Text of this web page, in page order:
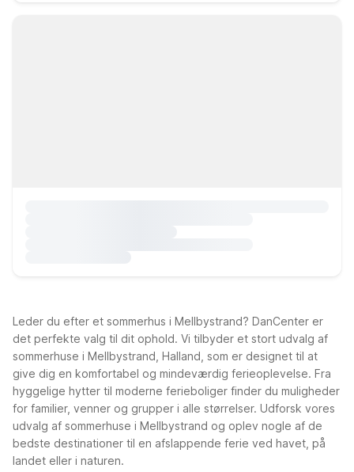
Leder du efter et sommerhus i Mellbystrand? DanCenter er
det perfekte valg til dit ophold. Vi tilbyder et stort udvalg af
sommerhuse i Mellbystrand, Halland, som er designet til at
give dig en komfortabel og mindeværdig ferieoplevelse. Fra
hyggelige hytter til moderne ferieboliger finder du muligheder
for familier, venner og grupper i alle størrelser. Udforsk vores
udvalg af sommerhuse i Mellbystrand og oplev nogle af de
bedste destinationer til en afslappende ferie ved havet, på
landet eller i naturen.